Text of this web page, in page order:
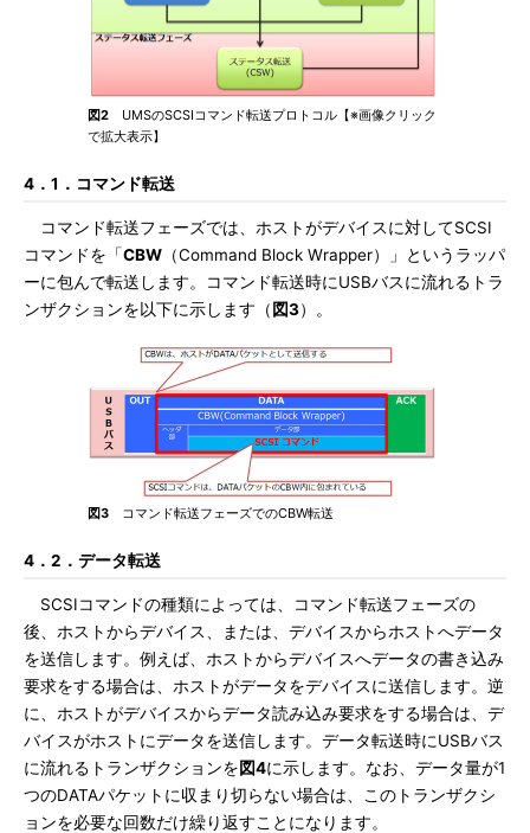
図2 UMSのSCSIコマンド転送プロトコル【※画像クリック
で拡大表示】
4．1．コマンド転送
コマンド転送フェーズでは、ホストがデバイスに対してSCSI
コマンドを「CBW （Command Block Wrapper）」というラッパ
ーに包んで転送します。コマンド転送時にUSBバスに流れるトラ
ンザクションを以下に示します（ 図3）。
図3 コマンド転送フェーズでのCBW転送
4．2．データ転送
SCSIコマンドの種類によっては、コマンド転送フェーズの
後、ホストからデバイス、または、デバイスからホストへデータ
を送信します。例えば、ホストからデバイスへデータの書き込み
要求をする場合は、ホストがデータをデバイスに送信します。逆
に、ホストがデバイスからデータ読み込み要求をする場合は、デ
バイスがホストにデータを送信します。データ転送時にUSBバス
に流れるトランザクションを図4に示します。なお、データ量が1
つのDATAパケットに収まり切らない場合は、このトランザクシ
ョンを必要な回数だけ繰り返すことになります。